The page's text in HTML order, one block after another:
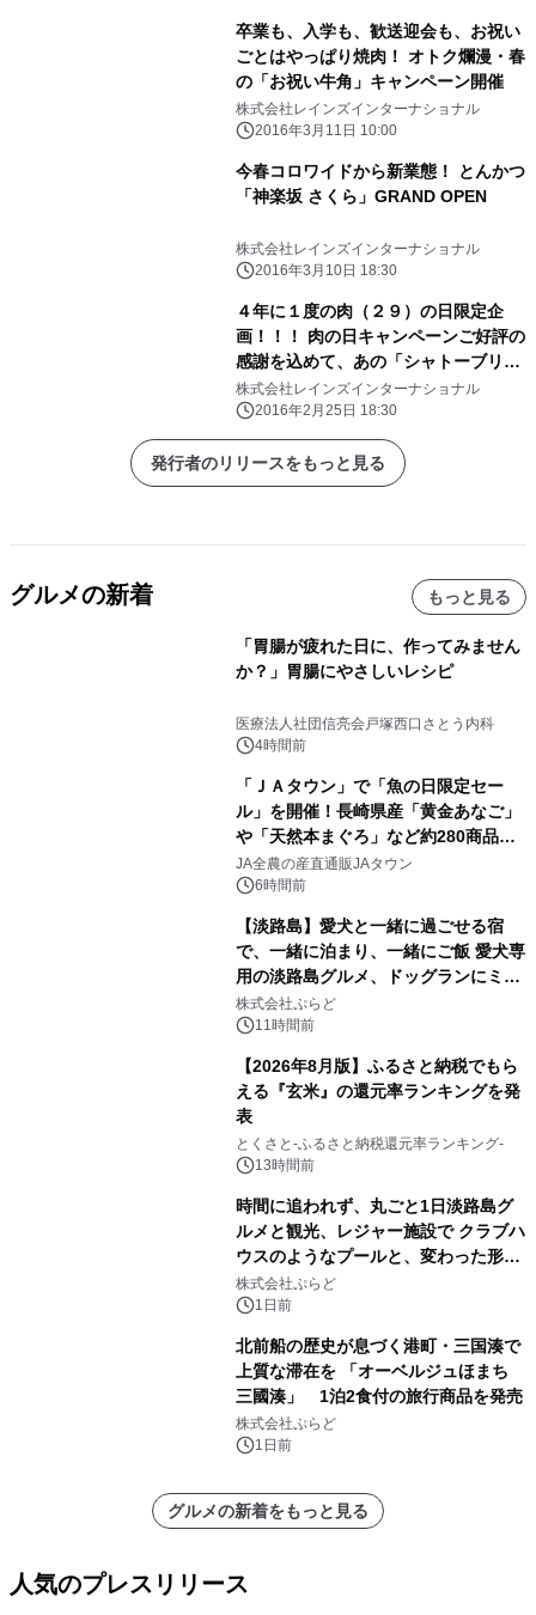
卒業も、入学も、歓送迎会も、お祝い
ごとはやっぱり焼肉！ オトク爛漫・春
の「お祝い牛角」キャンペーン開催
株式会社レインズインターナショナル
2016年3月11日 10:00
今春コロワイドから新業態！ とんかつ
「神楽坂 さくら」GRAND OPEN
株式会社レインズインターナショナル
2016年3月10日 18:30
４年に１度の肉（２９）の日限定企
画！！！ 肉の日キャンペーンご好評の
感謝を込めて、あの「シャトーブリア
ン(通常９８０円)」も２９０円で食べ
放題！その他人気商品含め全２９品が
対象
株式会社レインズインターナショナル
2016年2月25日 18:30
発行者のリリースをもっと見る
グルメの新着 もっと見る
「胃腸が疲れた日に、作ってみません
か？」胃腸にやさしいレシピ
医療法人社団信亮会戸塚西口さとう内科
4時間前
「ＪＡタウン」で「魚の日限定セー
ル」を開催！長崎県産「黄金あなご」
や「天然本まぐろ」など約280商品を
販売！～毎月１０日の定例企画～
JA全農の産直通販JAタウン
6時間前
【淡路島】愛犬と一緒に過ごせる宿
で、一緒に泊まり、一緒にご飯 愛犬専
用の淡路島グルメ、ドッグランにミニ
プール グランピングとトレーラーハウ
スの2施設で
株式会社ぷらど
11時間前
【2026年8月版】ふるさと納税でもら
える『玄米』の還元率ランキングを発
表
とくさと-ふるさと納税還元率ランキング-
13時間前
時間に追われず、丸ごと1日淡路島グ
ルメと観光、レジャー施設で クラブハ
ウスのようなプールと、変わった形の
サウナも 「THE BOXY AWAJI」のお
得な素泊まり連泊プランで
株式会社ぷらど
1日前
北前船の歴史が息づく港町・三国湊で
上質な滞在を 「オーベルジュほまち
三國湊」 1泊2食付の旅行商品を発売
株式会社ぷらど
1日前
グルメの新着をもっと見る
人気のプレスリリース